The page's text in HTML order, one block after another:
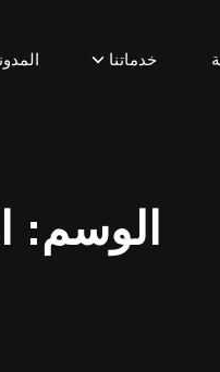
خدماتنا
الوسم: